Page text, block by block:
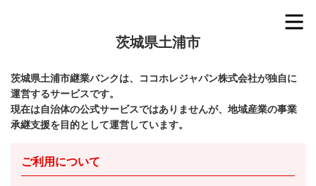
茨城県土浦市
茨城県土浦市継業バンクは、ココホレジャパン株式会社が独自に
運営するサービスです。
現在は自治体の公式サービスではありませんが、地域産業の事業
承継支援を目的として運営しています。
ご利用について